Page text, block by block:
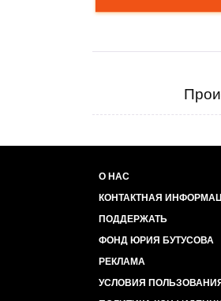
О НАС
КОНТАКТНАЯ
ПОДДЕРЖАТЬ
ФОНД ЮРИЯ БУТУСОВА
РЕКЛАМА
УСЛОВИЯ ПОЛЬЗОВАНИЯ